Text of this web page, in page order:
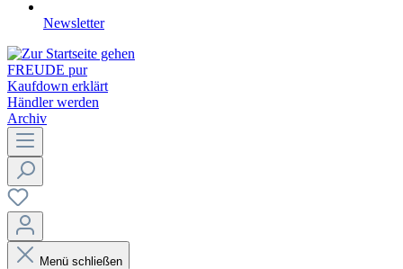
Newsletter
FREUDE pur
Kaufdown erklärt
Händler werden
Archiv
Menü schließen